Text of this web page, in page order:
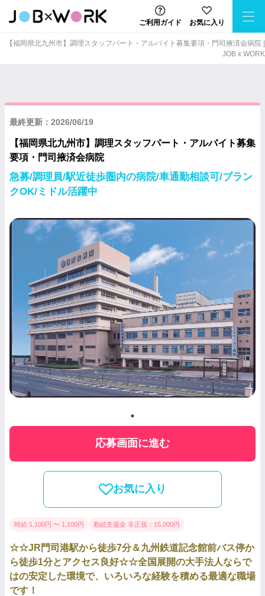
ご利用ガイド お気に入り
【福岡県北九州市】調理スタッフパート・アルバイト募集要項・門司掖済会病院 |
JOB x WORK
最終更新：2026/06/19
【福岡県北九州市】調理スタッフパート・アルバイト募集
要項・門司掖済会病院
急募/調理員/駅近徒歩圏内の病院/車通勤相談可/ブラン
クOK/ミドル活躍中
応募画面に進む
お気に入り
時給 1,100円 〜 1,100円 勤続支援金 非正規：15,000円
☆☆JR門司港駅から徒歩7分＆九州鉄道記念館前バス停か
ら徒歩1分とアクセス良好☆☆全国展開の大手法人ならで
はの安定した環境で、いろいろな経験を積める最適な職場
です！